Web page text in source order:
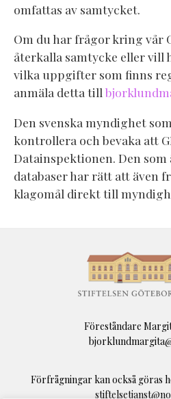
omfattas av samtycket.
Om du har frågor kring vår
återkalla samtycke eller vill
vilka uppgifter som finns
anmäla detta till
Den svenska myndighet
kontrollera och bevaka att
Datainspektionen. Den
databaser har rätt att även
klagomål direkt till
Föreståndare
Förfrågningar kan också göras